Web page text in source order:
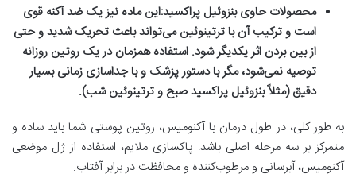
محصولات حاوی بنزوئیل پراکسید:این ماده نیز یک ضد آکنه قوی
است و ترکیب آن با ترتینوئین می‌تواند باعث تحریک شدید و حتی
از بین بردن اثر یکدیگر شود. استفاده همزمان در یک روتین روزانه
توصیه نمی‌شود، مگر با دستور پزشک و با جداسازی زمانی بسیار
دقیق (مثلاً بنزوئیل پراکسید صبح و ترتینوئین شب).
به طور کلی، در طول درمان با آکنومیس، روتین پوستی شما باید ساده و
متمرکز بر سه مرحله اصلی باشد: پاکسازی ملایم، استفاده از ژل موضعی
آکنومیس، آبرسانی و مرطوب‌کننده و محافظت در برابر آفتاب.